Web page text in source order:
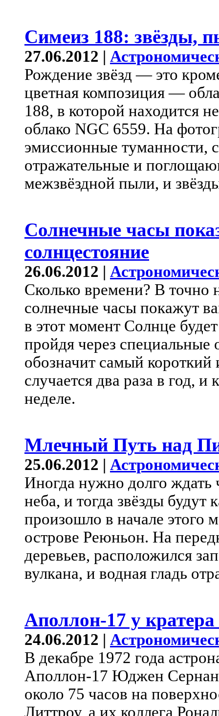
Симеиз 188: звёзды,
27.06.2012 |
Рождение звёзд — это
цветная композиция —
188, в которой находится
облако NGC 6559. На
эмиссионные туманности,
отражательные и
межзвёздной пыли, и
Солнечные часы
солнцестояние
26.06.2012 |
Сколько времени? В точно
солнечные часы
в этот момент Солнце
пройдя через специальные
обозначит самый
случается два раза в год,
неделе.
Млечный Путь над
25.06.2012 |
Иногда нужно долго ждать
неба, и тогда звёзды будут
произошло в начале этого
острове Реюньон. На
деревьев, расположился
вулкана, и водная гладь
Аполлон-17 у
24.06.2012 |
В декабре 1972 года
Аполлон-17 Юджен
около 75 часов на
Литтроу, а их коллега